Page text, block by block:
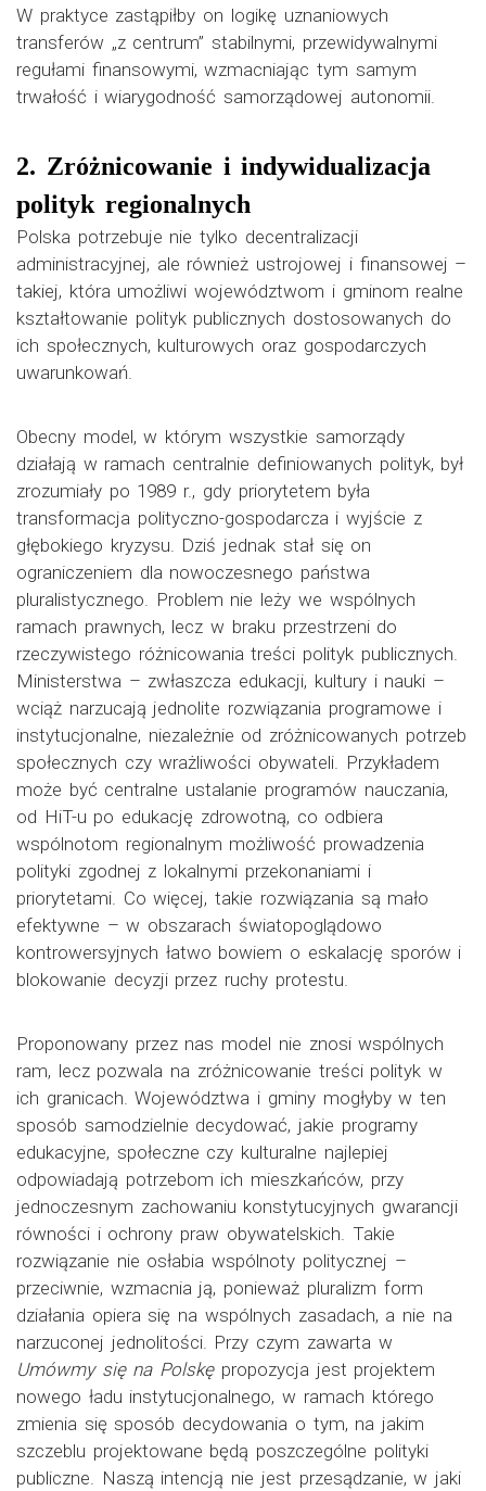
W praktyce zastąpiłby on logikę uznaniowych
transferów „z centrum” stabilnymi, przewidywalnymi
regułami finansowymi, wzmacniając tym samym
trwałość i wiarygodność samorządowej autonomii.
2. Zróżnicowanie i indywidualizacja
polityk regionalnych
Polska potrzebuje nie tylko decentralizacji
administracyjnej, ale również ustrojowej i finansowej –
takiej, która umożliwi województwom i gminom realne
kształtowanie polityk publicznych dostosowanych do
ich społecznych, kulturowych oraz gospodarczych
uwarunkowań.
Obecny model, w którym wszystkie samorządy
działają w ramach centralnie definiowanych polityk, był
zrozumiały po 1989 r., gdy priorytetem była
transformacja polityczno-gospodarcza i wyjście z
głębokiego kryzysu. Dziś jednak stał się on
ograniczeniem dla nowoczesnego państwa
pluralistycznego. Problem nie leży we wspólnych
ramach prawnych, lecz w braku przestrzeni do
rzeczywistego różnicowania treści polityk publicznych.
Ministerstwa – zwłaszcza edukacji, kultury i nauki –
wciąż narzucają jednolite rozwiązania programowe i
instytucjonalne, niezależnie od zróżnicowanych potrzeb
społecznych czy wrażliwości obywateli. Przykładem
może być centralne ustalanie programów nauczania,
od HiT-u po edukację zdrowotną, co odbiera
wspólnotom regionalnym możliwość prowadzenia
polityki zgodnej z lokalnymi przekonaniami i
priorytetami. Co więcej, takie rozwiązania są mało
efektywne – w obszarach światopoglądowo
kontrowersyjnych łatwo bowiem o eskalację sporów i
blokowanie decyzji przez ruchy protestu.
Proponowany przez nas model nie znosi wspólnych
ram, lecz pozwala na zróżnicowanie treści polityk w
ich granicach. Województwa i gminy mogłyby w ten
sposób samodzielnie decydować, jakie programy
edukacyjne, społeczne czy kulturalne najlepiej
odpowiadają potrzebom ich mieszkańców, przy
jednoczesnym zachowaniu konstytucyjnych gwarancji
równości i ochrony praw obywatelskich. Takie
rozwiązanie nie osłabia wspólnoty politycznej –
przeciwnie, wzmacnia ją, ponieważ pluralizm form
działania opiera się na wspólnych zasadach, a nie na
narzuconej jednolitości. Przy czym zawarta w
Umówmy się na Polskępropozycja jest projektem
nowego ładu instytucjonalnego, w ramach którego
zmienia się sposób decydowania o tym, na jakim
szczeblu projektowane będą poszczególne polityki
publiczne. Naszą intencją nie jest przesądzanie, w jaki